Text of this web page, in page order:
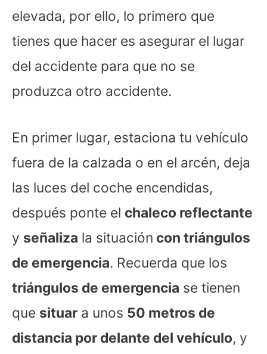
elevada, por ello, lo primero que
tienes que hacer es asegurar el lugar
del accidente para que no se
produzca otro accidente.
En primer lugar, estaciona tu vehículo
fuera de la calzada o en el arcén, deja
las luces del coche encendidas,
después ponte el chaleco reflectante
y señaliza la situación con triángulos
de emergencia. Recuerda que los
triángulos de emergencia se tienen
que situar a unos 50 metros de
distancia por delante del vehículo, y